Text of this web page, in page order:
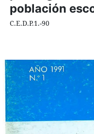
población
C.E.D.P.1.-90